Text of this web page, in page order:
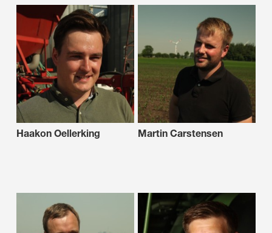
Haakon Oellerking Martin Carstensen